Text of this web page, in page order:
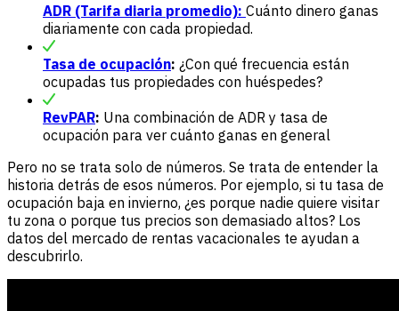
ADR (Tarifa diaria promedio): Cuánto dinero ganas
diariamente con cada propiedad.
Tasa de ocupación: ¿Con qué frecuencia están
ocupadas tus propiedades con huéspedes?
RevPAR: Una combinación de ADR y tasa de
ocupación para ver cuánto ganas en general
Pero no se trata solo de números. Se trata de entender la
historia detrás de esos números. Por ejemplo, si tu tasa de
ocupación baja en invierno, ¿es porque nadie quiere visitar
tu zona o porque tus precios son demasiado altos? Los
datos del mercado de rentas vacacionales te ayudan a
descubrirlo.